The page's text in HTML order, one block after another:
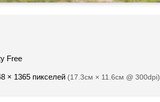
Free
× 1365 пикселей (17.3см × 11.6см @ 300dpi)